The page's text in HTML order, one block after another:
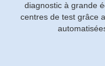
diagnostic à grande
centres de test grâce